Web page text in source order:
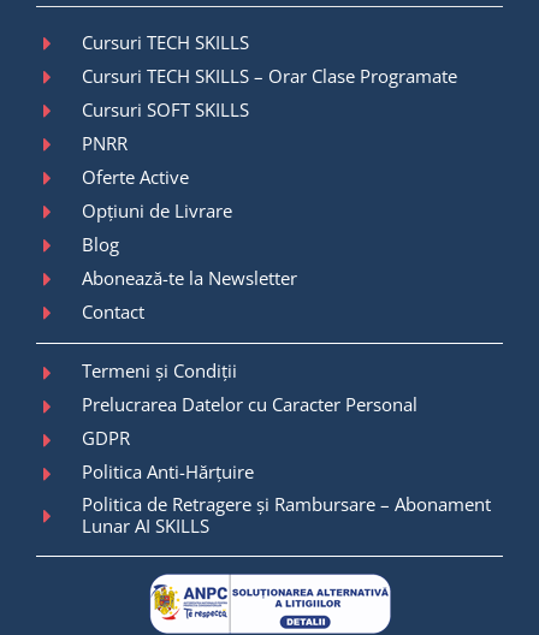
Cursuri TECH SKILLS
Cursuri TECH SKILLS – Orar Clase Programate
Cursuri SOFT SKILLS
PNRR
Oferte Active
Opțiuni de Livrare
Blog
Abonează-te la Newsletter
Contact
Termeni și Condiții
Prelucrarea Datelor cu Caracter Personal
GDPR
Politica Anti-Hărțuire
Politica de Retragere și Rambursare – Abonament
Lunar AI SKILLS